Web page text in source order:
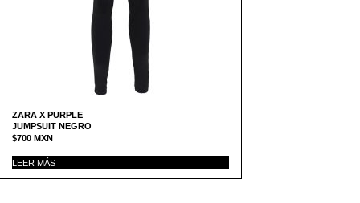
ZARA X PURPLE
JUMPSUIT NEGRO
$700 MXN
LEER MÁS